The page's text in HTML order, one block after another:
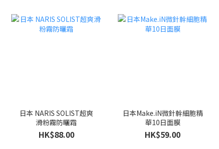
日本 NARIS SOLIST超爽
滑粉霧防曬霜
HK$88.00
日本Make.iN微針幹細胞精
華10日面膜
HK$59.00